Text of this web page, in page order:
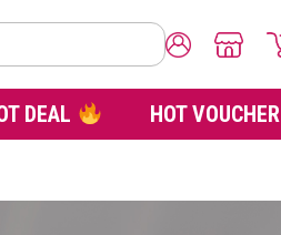
DEAL HOT VOUCHER